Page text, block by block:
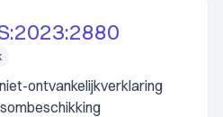
ontvankelijkverklaring